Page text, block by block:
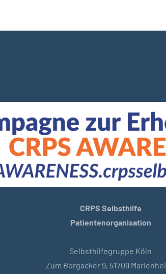
CRPS Selbsthilfe
Patientenorganisation
Selbsthilfegruppe Köln
Zum Bergacker 9, 51709